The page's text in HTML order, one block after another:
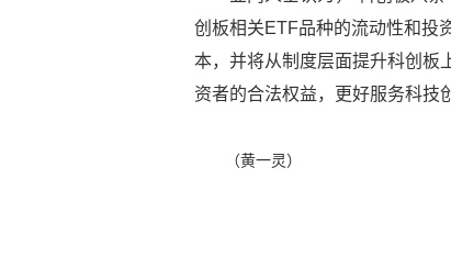
创板相关ETF品种的流动性和投
本，并将从制度层面提升科创板
资者的合法权益，更好服务科技
（黄一灵）